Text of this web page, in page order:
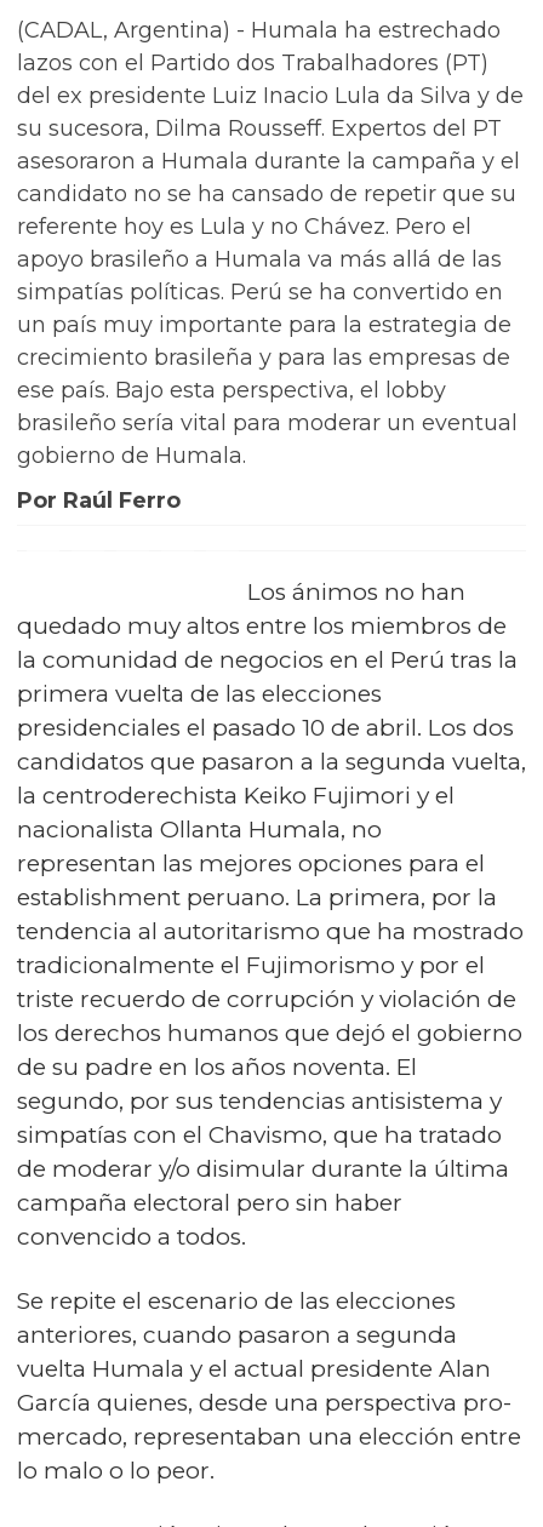
(CADAL, Argentina) - Humala ha estrechado
lazos con el Partido dos Trabalhadores (PT)
del ex presidente Luiz Inacio Lula da Silva y de
su sucesora, Dilma Rousseff. Expertos del PT
asesoraron a Humala durante la campaña y el
candidato no se ha cansado de repetir que su
referente hoy es Lula y no Chávez. Pero el
apoyo brasileño a Humala va más allá de las
simpatías políticas. Perú se ha convertido en
un país muy importante para la estrategia de
crecimiento brasileña y para las empresas de
ese país. Bajo esta perspectiva, el lobby
brasileño sería vital para moderar un eventual
gobierno de Humala.
Por Raúl Ferro
Los ánimos no han
quedado muy altos entre los miembros de
la comunidad de negocios en el Perú tras la
primera vuelta de las elecciones
presidenciales el pasado 10 de abril. Los dos
candidatos que pasaron a la segunda vuelta,
la centroderechista Keiko Fujimori y el
nacionalista Ollanta Humala, no
representan las mejores opciones para el
establishment peruano. La primera, por la
tendencia al autoritarismo que ha mostrado
tradicionalmente el Fujimorismo y por el
triste recuerdo de corrupción y violación de
los derechos humanos que dejó el gobierno
de su padre en los años noventa. El
segundo, por sus tendencias antisistema y
simpatías con el Chavismo, que ha tratado
de moderar y/o disimular durante la última
campaña electoral pero sin haber
convencido a todos.
Se repite el escenario de las elecciones
anteriores, cuando pasaron a segunda
vuelta Humala y el actual presidente Alan
García quienes, desde una perspectiva pro-
mercado, representaban una elección entre
lo malo o lo peor.